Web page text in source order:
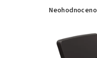
Průměrné
0,0
Neohodnoceno